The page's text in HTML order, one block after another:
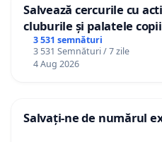
Salvează cercurile cu
cluburile și palatele
3 531 semnături
3 531 Semnături / 7 zile
4 Aug 2026
Salvați-ne de numărul